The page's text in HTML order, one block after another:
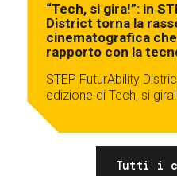
“Tech, si gira!”: in
District torna la
cinematografica
rapporto con la
STEP FuturAbility
edizione di Tech, si gira!
Tutti i